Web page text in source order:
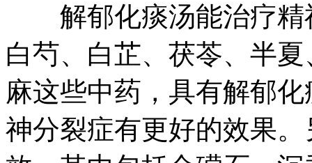
解郁化痰汤能治疗精
白芍、白芷、茯苓、半
麻这些中药，具有解郁
神分裂症有更好的效果